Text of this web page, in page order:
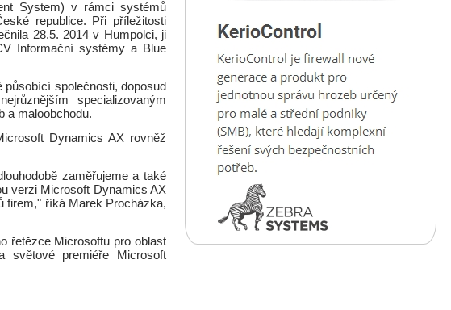
System) v rámci systémů
republice. Při příležitosti
28.5. 2014 v Humpolci, ji
Informační systémy a Blue
působící společnosti, doposud
specializovaným
a maloobchodu.
Dynamics AX rovněž
zaměřujeme a také
verzi Microsoft Dynamics AX
firem," říká Marek Procházka,
řetězce Microsoftu pro oblast
světové premiéře Microsoft